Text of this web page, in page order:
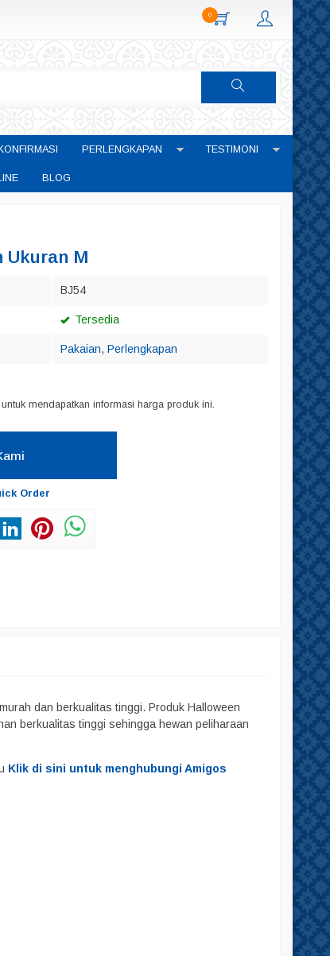
0
KONFIRMASI PERLENGKAPAN TESTIMONI
BLOG
Ukuran M
BJ54
Tersedia
Pakaian, Perlengkapan
mendapatkan informasi harga produk ini.
Order
dan berkualitas tinggi. Produk Halloween
berkualitas tinggi sehingga hewan peliharaan
Klik di sini untuk menghubungi Amigos